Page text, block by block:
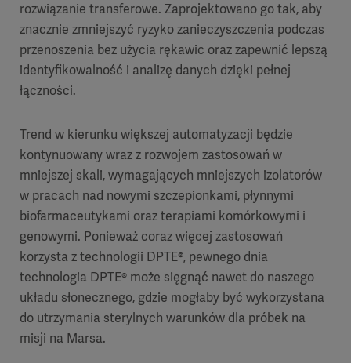
rozwiązanie transferowe. Zaprojektowano go tak, aby
znacznie zmniejszyć ryzyko zanieczyszczenia podczas
przenoszenia bez użycia rękawic oraz zapewnić lepszą
identyfikowalność i analizę danych dzięki pełnej
łączności.
Trend w kierunku większej automatyzacji będzie
kontynuowany wraz z rozwojem zastosowań w
mniejszej skali, wymagających mniejszych izolatorów
w pracach nad nowymi szczepionkami, płynnymi
biofarmaceutykami oraz terapiami komórkowymi i
genowymi. Ponieważ coraz więcej zastosowań
korzysta z technologii DPTE®, pewnego dnia
technologia DPTE® może sięgnąć nawet do naszego
układu słonecznego, gdzie mogłaby być wykorzystana
do utrzymania sterylnych warunków dla próbek na
misji na Marsa.